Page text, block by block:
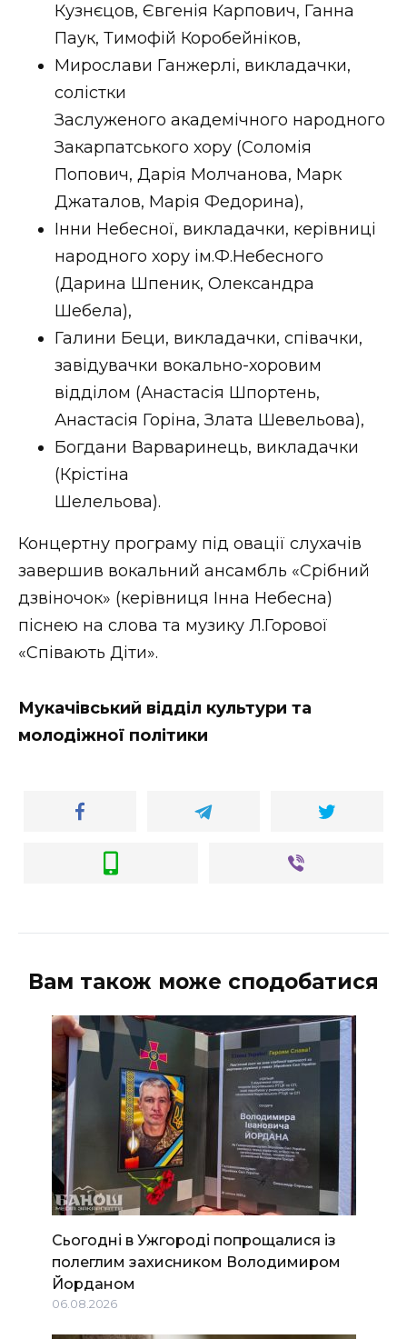
Кузнєцов, Євгенія Карпович, Ганна
Паук, Тимофій Коробейніков,
Мирослави Ганжерлі, викладачки,
солістки
Заслуженого академічного народного
Закарпатського хору (Соломія
Попович, Дарія Молчанова, Марк
Джаталов, Марія Федорина),
Інни Небесної, викладачки, керівниці
народного хору ім.Ф.Небесного
(Дарина Шпеник, Олександра
Шебела),
Галини Беци, викладачки, співачки,
завідувачки вокально-хоровим
відділом (Анастасія Шпортень,
Анастасія Горіна, Злата Шевельова),
Богдани Варваринець, викладачки
(Крістіна
Шелельова).
Концертну програму під овації слухачів
завершив вокальний ансамбль «Срібний
дзвіночок» (керівниця Інна Небесна)
піснею на слова та музику Л.Горової
«Співають Діти».
Мукачівський відділ культури та
молодіжної політики
Вам також може сподобатися
Сьогодні в Ужгороді попрощалися із
полеглим захисником Володимиром
Йорданом
06.08.2026